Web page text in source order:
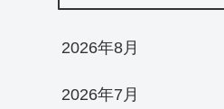
2026年8月
2026年7月